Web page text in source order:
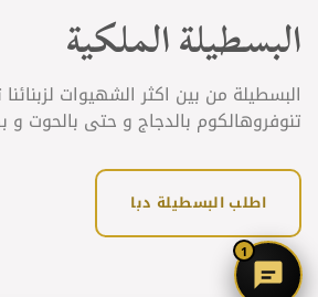
البسطيلة الملكية
البسطيلة من بين اكثر الشهيوات
تنوفروهالكوم بالدجاج و حتى بالحوت و
اطلب البسطيلة دبا
1